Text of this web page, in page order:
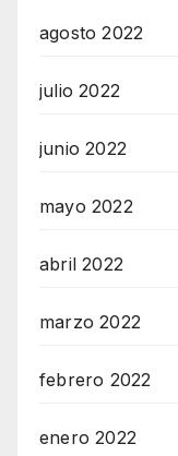
agosto 2022
julio 2022
junio 2022
mayo 2022
abril 2022
marzo 2022
febrero 2022
enero 2022